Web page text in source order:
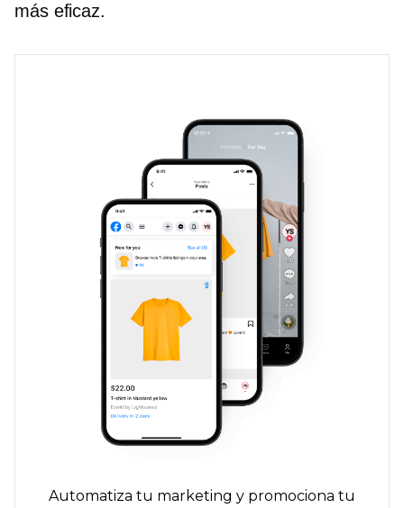
más eficaz.
Automatiza tu marketing y promociona tu